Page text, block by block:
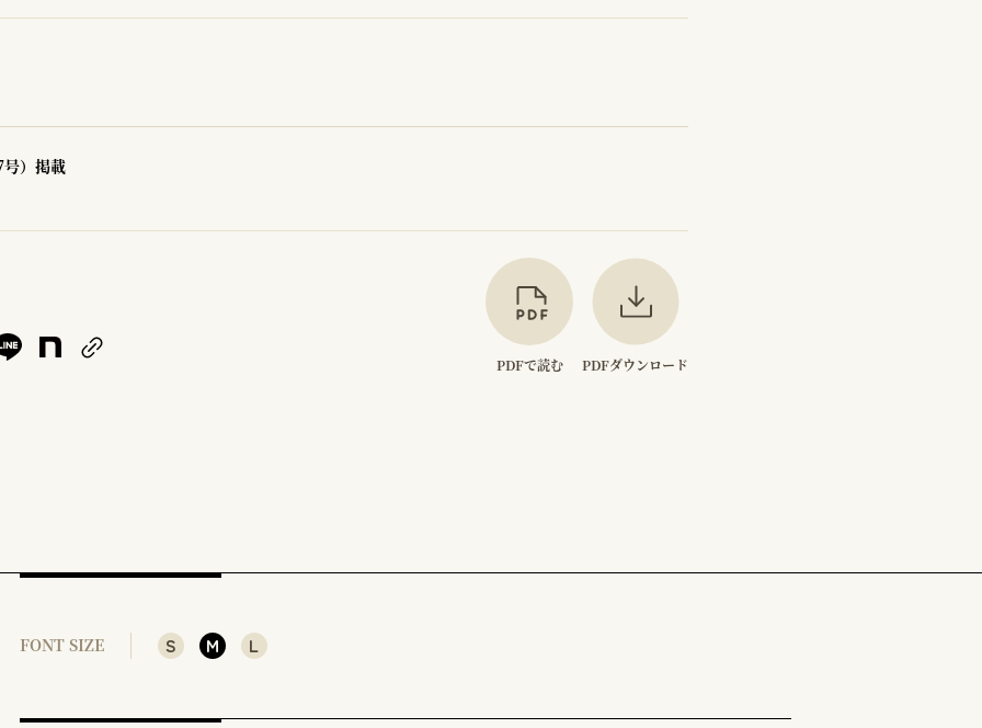
）掲載
PDFで読む PDFダウンロード
FONT SIZE S M L